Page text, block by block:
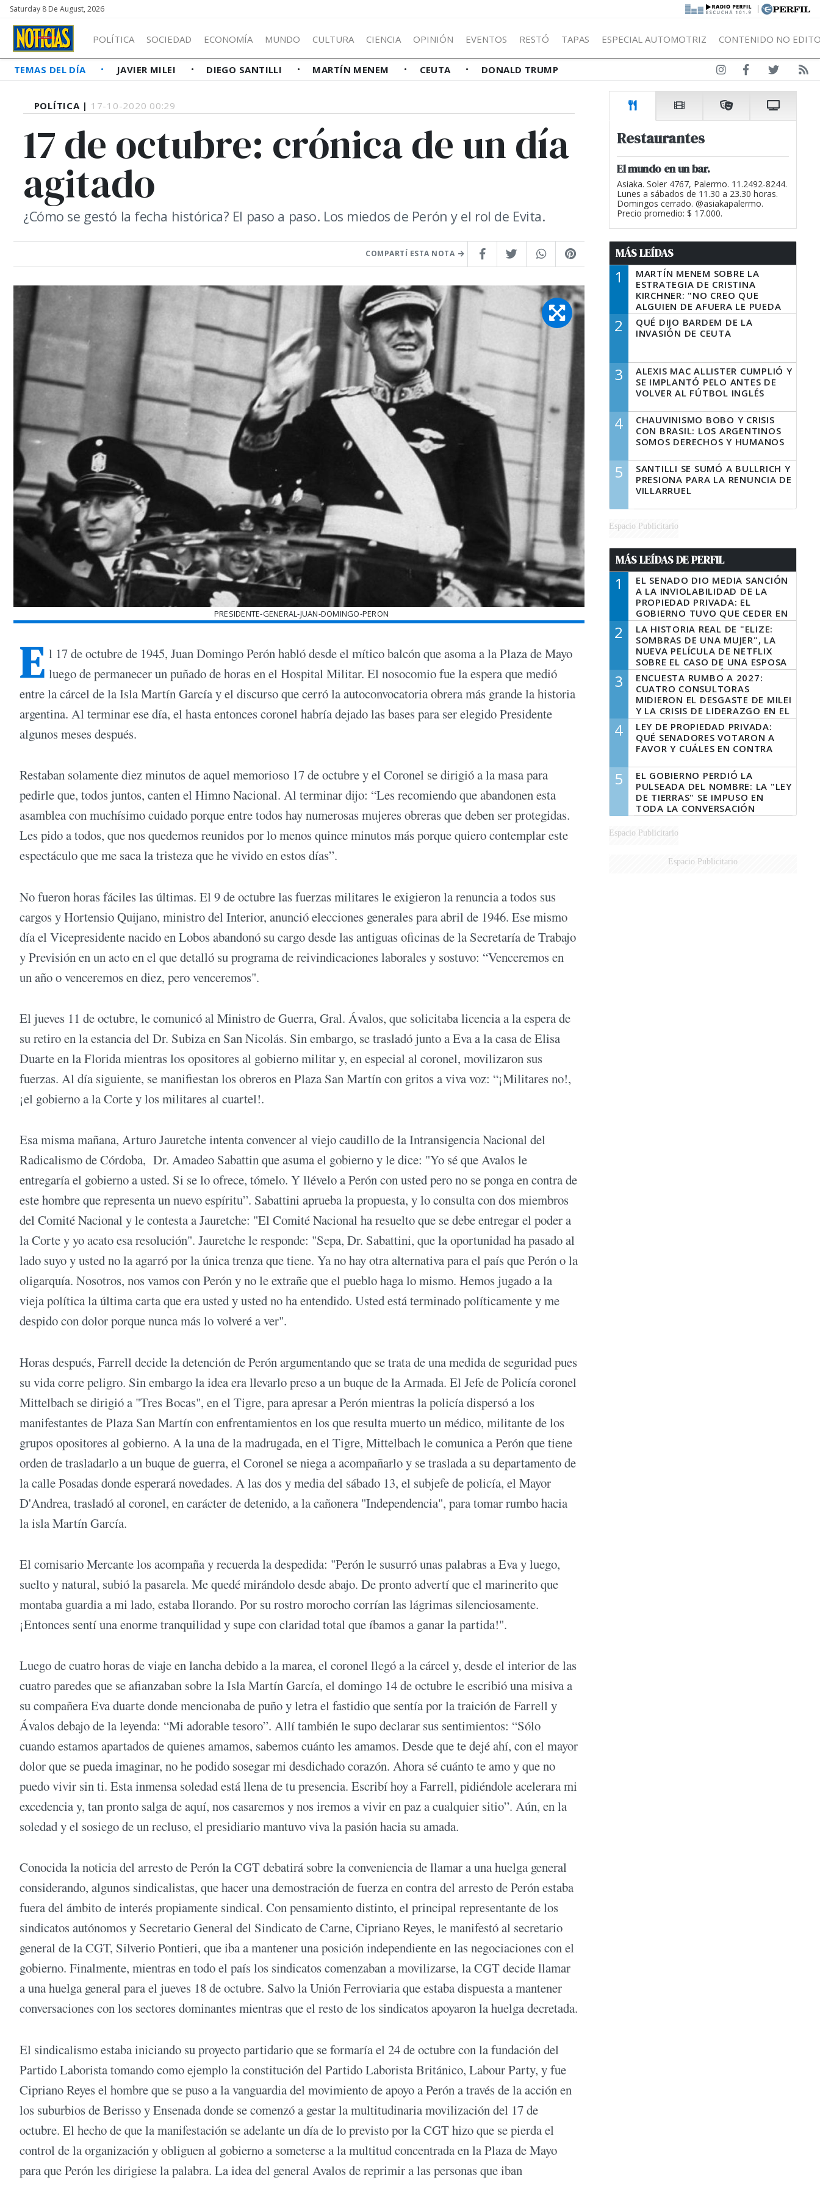
Saturday 8 De August, 2026 |
POLÍTICA SOCIEDAD ECONOMÍA MUNDO CULTURA CIENCIA OPINIÓN EVENTOS RESTÓ TAPAS ESPECIAL AUTOMOTRIZ CONTENIDO NO
TEMAS DEL DÍA JAVIER MILEI DIEGO SANTILLI MARTÍN MENEM CEUTA DONALD TRUMP
POLÍTICA | 17-10-2020 00:29
17 de octubre: crónica de un día
agitado
¿Cómo se gestó la fecha histórica? El paso a paso. Los miedos de Perón y el rol de Evita.
COMPARTÍ ESTA NOTA
PRESIDENTE-GENERAL-JUAN-DOMINGO-PERON
E l 17 de octubre de 1945, Juan Domingo Perón habló desde el mítico balcón que asoma a la Plaza de Mayo
luego de permanecer un puñado de horas en el Hospital Militar. El nosocomio fue la espera que medió
entre la cárcel de la Isla Martín García y el discurso que cerró la autoconvocatoria obrera más grande la historia
argentina. Al terminar ese día, el hasta entonces coronel habría dejado las bases para ser elegido Presidente
algunos meses después.
Restaban solamente diez minutos de aquel memorioso 17 de octubre y el Coronel se dirigió a la masa para
pedirle que, todos juntos, canten el Himno Nacional. Al terminar dijo: “Les recomiendo que abandonen esta
asamblea con muchísimo cuidado porque entre todos hay numerosas mujeres obreras que deben ser protegidas.
Les pido a todos, que nos quedemos reunidos por lo menos quince minutos más porque quiero contemplar este
espectáculo que me saca la tristeza que he vivido en estos días”.
No fueron horas fáciles las últimas. El 9 de octubre las fuerzas militares le exigieron la renuncia a todos sus
cargos y Hortensio Quijano, ministro del Interior, anunció elecciones generales para abril de 1946. Ese mismo
día el Vicepresidente nacido en Lobos abandonó su cargo desde las antiguas oficinas de la Secretaría de Trabajo
y Previsión en un acto en el que detalló su programa de reivindicaciones laborales y sostuvo: “Venceremos en
un año o venceremos en diez, pero venceremos".
El jueves 11 de octubre, le comunicó al Ministro de Guerra, Gral. Ávalos, que solicitaba licencia a la espera de
su retiro en la estancia del Dr. Subiza en San Nicolás. Sin embargo, se trasladó junto a Eva a la casa de Elisa
Duarte en la Florida mientras los opositores al gobierno militar y, en especial al coronel, movilizaron sus
fuerzas. Al día siguiente, se manifiestan los obreros en Plaza San Martín con gritos a viva voz: “¡Militares no!,
¡el gobierno a la Corte y los militares al cuartel!.
Esa misma mañana, Arturo Jauretche intenta convencer al viejo caudillo de la Intransigencia Nacional del
Radicalismo de Córdoba, Dr. Amadeo Sabattin que asuma el gobierno y le dice: "Yo sé que Avalos le
entregaría el gobierno a usted. Si se lo ofrece, tómelo. Y llévelo a Perón con usted pero no se ponga en contra de
este hombre que representa un nuevo espíritu”. Sabattini aprueba la propuesta, y lo consulta con dos miembros
del Comité Nacional y le contesta a Jauretche: "El Comité Nacional ha resuelto que se debe entregar el poder a
la Corte y yo acato esa resolución". Jauretche le responde: "Sepa, Dr. Sabattini, que la oportunidad ha pasado al
lado suyo y usted no la agarró por la única trenza que tiene. Ya no hay otra alternativa para el país que Perón o la
oligarquía. Nosotros, nos vamos con Perón y no le extrañe que el pueblo haga lo mismo. Hemos jugado a la
vieja política la última carta que era usted y usted no ha entendido. Usted está terminado políticamente y me
despido con dolor porque nunca más lo volveré a ver".
Horas después, Farrell decide la detención de Perón argumentando que se trata de una medida de seguridad pues
su vida corre peligro. Sin embargo la idea era llevarlo preso a un buque de la Armada. El Jefe de Policía coronel
Mittelbach se dirigió a "Tres Bocas", en el Tigre, para apresar a Perón mientras la policía dispersó a los
manifestantes de Plaza San Martín con enfrentamientos en los que resulta muerto un médico, militante de los
grupos opositores al gobierno. A la una de la madrugada, en el Tigre, Mittelbach le comunica a Perón que tiene
orden de trasladarlo a un buque de guerra, el Coronel se niega a acompañarlo y se traslada a su departamento de
la calle Posadas donde esperará novedades. A las dos y media del sábado 13, el subjefe de policía, el Mayor
D'Andrea, trasladó al coronel, en carácter de detenido, a la cañonera "Independencia", para tomar rumbo hacia
la isla Martín García.
El comisario Mercante los acompaña y recuerda la despedida: "Perón le susurró unas palabras a Eva y luego,
suelto y natural, subió la pasarela. Me quedé mirándolo desde abajo. De pronto advertí que el marinerito que
montaba guardia a mi lado, estaba llorando. Por su rostro morocho corrían las lágrimas silenciosamente.
¡Entonces sentí una enorme tranquilidad y supe con claridad total que íbamos a ganar la partida!".
Luego de cuatro horas de viaje en lancha debido a la marea, el coronel llegó a la cárcel y, desde el interior de las
cuatro paredes que se afianzaban sobre la Isla Martín García, el domingo 14 de octubre le escribió una misiva a
su compañera Eva duarte donde mencionaba de puño y letra el fastidio que sentía por la traición de Farrell y
Ávalos debajo de la leyenda: “Mi adorable tesoro”. Allí también le supo declarar sus sentimientos: “Sólo
cuando estamos apartados de quienes amamos, sabemos cuánto les amamos. Desde que te dejé ahí, con el mayor
dolor que se pueda imaginar, no he podido sosegar mi desdichado corazón. Ahora sé cuánto te amo y que no
puedo vivir sin ti. Esta inmensa soledad está llena de tu presencia. Escribí hoy a Farrell, pidiéndole acelerara mi
excedencia y, tan pronto salga de aquí, nos casaremos y nos iremos a vivir en paz a cualquier sitio”. Aún, en la
soledad y el sosiego de un recluso, el presidiario mantuvo viva la pasión hacia su amada.
Conocida la noticia del arresto de Perón la CGT debatirá sobre la conveniencia de llamar a una huelga general
considerando, algunos sindicalistas, que hacer una demostración de fuerza en contra del arresto de Perón estaba
fuera del ámbito de interés propiamente sindical. Con pensamiento distinto, el principal representante de los
sindicatos autónomos y Secretario General del Sindicato de Carne, Cipriano Reyes, le manifestó al secretario
general de la CGT, Silverio Pontieri, que iba a mantener una posición independiente en las negociaciones con el
gobierno. Finalmente, mientras en todo el país los sindicatos comenzaban a movilizarse, la CGT decide llamar
a una huelga general para el jueves 18 de octubre. Salvo la Unión Ferroviaria que estaba dispuesta a mantener
conversaciones con los sectores dominantes mientras que el resto de los sindicatos apoyaron la huelga decretada.
El sindicalismo estaba iniciando su proyecto partidario que se formaría el 24 de octubre con la fundación del
Partido Laborista tomando como ejemplo la constitución del Partido Laborista Británico, Labour Party, y fue
Cipriano Reyes el hombre que se puso a la vanguardia del movimiento de apoyo a Perón a través de la acción en
los suburbios de Berisso y Ensenada donde se comenzó a gestar la multitudinaria movilización del 17 de
octubre. El hecho de que la manifestación se adelante un día de lo previsto por la CGT hizo que se pierda el
control de la organización y obliguen al gobierno a someterse a la multitud concentrada en la Plaza de Mayo
para que Perón les dirigiese la palabra. La idea del general Avalos de reprimir a las personas que iban
Restaurantes
El mundo en un bar.
Asiaka. Soler 4767, Palermo. 11.2492-8244.
Lunes a sábados de 11.30 a 23.30 horas.
Domingos cerrado. @asiakapalermo.
Precio promedio: $ 17.000.
MÁS LEÍDAS
1
MARTÍN MENEM SOBRE LA
ESTRATEGIA DE CRISTINA
KIRCHNER: "NO CREO QUE
ALGUIEN DE AFUERA LE PUEDA
DECIR A LA JUSTICIA LO QUE
TIENE QUE HACER"
2
QUÉ DIJO BARDEM DE LA
INVASIÓN DE CEUTA
3
ALEXIS MAC ALLISTER CUMPLIÓ Y
SE IMPLANTÓ PELO ANTES DE
VOLVER AL FÚTBOL INGLÉS
4
CHAUVINISMO BOBO Y CRISIS
CON BRASIL: LOS ARGENTINOS
SOMOS DERECHOS Y HUMANOS
5
SANTILLI SE SUMÓ A BULLRICH Y
PRESIONA PARA LA RENUNCIA DE
VILLARRUEL
Espacio Publicitario
MÁS LEÍDAS DE PERFIL
1
EL SENADO DIO MEDIA SANCIÓN
A LA INVIOLABILIDAD DE LA
PROPIEDAD PRIVADA: EL
GOBIERNO TUVO QUE CEDER EN
LA LEY DEL MANEJO DEL FUEGO
2
LA HISTORIA REAL DE "ELIZE:
SOMBRAS DE UNA MUJER", LA
NUEVA PELÍCULA DE NETFLIX
SOBRE EL CASO DE UNA ESPOSA
QUE DESCUARTIZÓ A SU
MARIDO
3
ENCUESTA RUMBO A 2027:
CUATRO CONSULTORAS
MIDIERON EL DESGASTE DE MILEI
Y LA CRISIS DE LIDERAZGO EN EL
PERONISMO
4
LEY DE PROPIEDAD PRIVADA:
QUÉ SENADORES VOTARON A
FAVOR Y CUÁLES EN CONTRA
5
EL GOBIERNO PERDIÓ LA
PULSEADA DEL NOMBRE: LA "LEY
DE TIERRAS" SE IMPUSO EN
TODA LA CONVERSACIÓN
DIGITAL
Espacio Publicitario
Espacio Publicitario